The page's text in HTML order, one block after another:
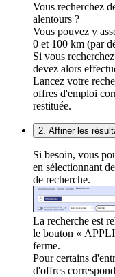
Vous recherchez
alentours ?
Vous pouvez y
0 et 100 km (par
Si vous
devez alors
Lancez votre
offres d'emploi
restituée.
2. Affiner les
Si besoin, vous
en sélectionnant
de recherche.
La recherche est
le bouton «
ferme.
Pour certains
d'offres